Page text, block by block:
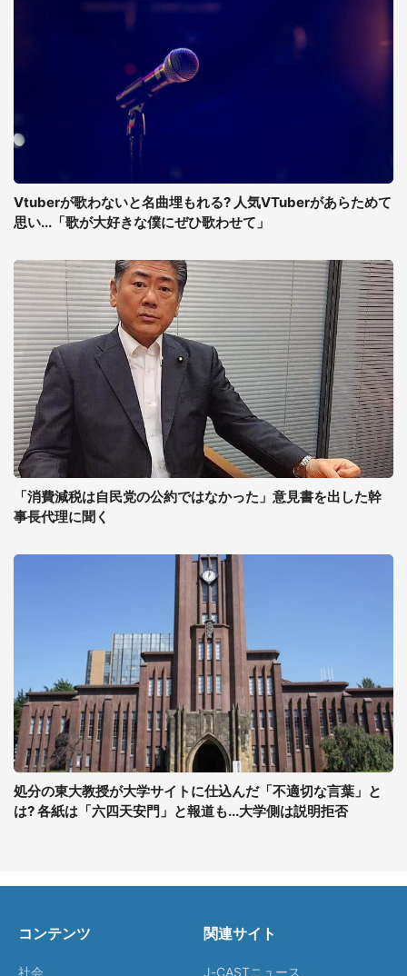
Vtuberが歌わないと名曲埋もれる? 人気VTuberがあらためて
思い...「歌が大好きな僕にぜひ歌わせて」
「消費減税は自民党の公約ではなかった」意見書を出した幹
事長代理に聞く
処分の東大教授が大学サイトに仕込んだ「不適切な言葉」と
は? 各紙は「六四天安門」と報道も...大学側は説明拒否
コンテンツ
社会
関連サイト
J-CASTニュース